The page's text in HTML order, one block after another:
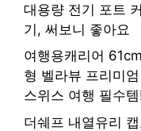
대용량 전기 포트
기, 써보니 좋아요
여행용캐리어
형 벨라뷰 프리미
스위스 여행 필수
더쉐프 내열유리